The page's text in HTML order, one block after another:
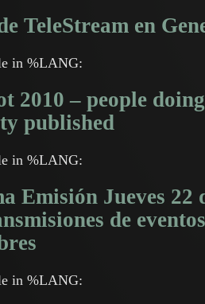
TeleStream en
in %LANG:
2010 – people
published
in %LANG:
Emisión Jueves 22
de
in %LANG: